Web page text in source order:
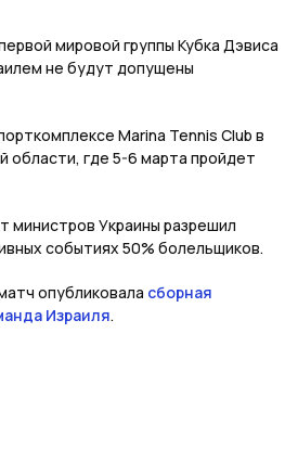
мировой группы Кубка Дэвиса
не будут допущены
Marina Tennis Club в
области, где 5-6 марта пройдет
министров Украины разрешил
событиях 50% болельщиков.
опубликовала сборная
Израиля.